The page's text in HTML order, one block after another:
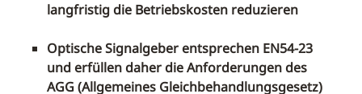
langfristig die Betriebskosten reduzieren
Optische Signalgeber entsprechen EN54-23
und erfüllen daher die Anforderungen des
AGG (Allgemeines Gleichbehandlungsgesetz)